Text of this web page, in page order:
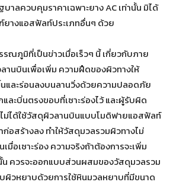
าลควบคุมราคาเฉพาะยาง AC เท่านั้น มิได้
างแอสฟัลท์ประเภทอื่นๆ ด้วย
ณภูมิที่เป็นข่าวเมื่อเร็วๆ นี้ เกี่ยวกับภาย
านบินเพื่อเพิ่ม ความฝืดของผิวทางให้
และร่อนลงบนลานวิ่งด้วยความปลอดภัย
ละบิ่นตรงขอบที่เซาะร่องไว้ และผู้รับผิด
ไม่ได้ใช้วัสดุผิวลานบินแบบโมดิฟายแอสฟัลท์
อสร้างลง ทำให้วัสดุมวลรวมผิวทางไม่
มื่อเซาะร่อง ความจริงถ้าต้องการจะเพิ่ม
ควรจะออกแบบส่วนผสมของวัสดุมวลรวม
ผิวหยาบด้วยการใช้หินมวลหยาบที่มีขนาด